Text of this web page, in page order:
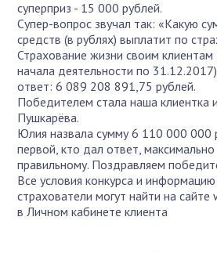
суперприз - 15 000 рублей.
Супер-вопрос звучал так: «Какую
средств (в рублях) выплатит по
Страхование жизни своим клиентам
начала деятельности по
ответ: 6 089 208 891,75 рублей.
Победителем стала наша клиентка
Пушкарёва.
Юлия назвала сумму 6 110 000 000
первой, кто дал ответ, максимально
правильному. Поздравляем
Все условия конкурса и
страхователи могут найти на
в Личном кабинете клиента